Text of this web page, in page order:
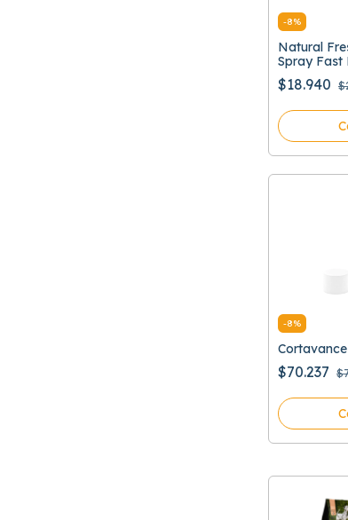
-8%
Natural
Spray Fast
Bucal
$18.940
-8%
$70.237